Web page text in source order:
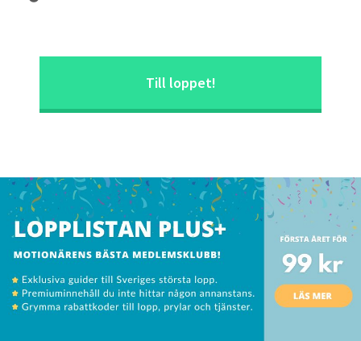
Till loppet!